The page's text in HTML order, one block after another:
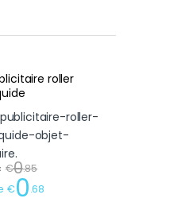
roller
€0.85
€0.68